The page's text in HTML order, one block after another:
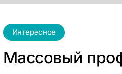
Интересное
Массовый